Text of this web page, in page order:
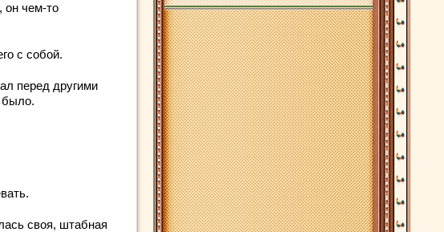
он чем-то
с собой.
перед другими
было.
своя, штабная